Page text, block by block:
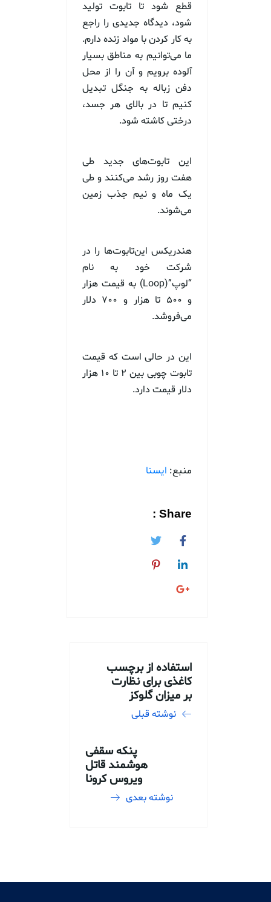
قطع شود تا تابوت تولید
شود، دیدگاه جدیدی را راجع
به کار کردن با مواد زنده دارم.
ما می‌توانیم به مناطق بسیار
آلوده برویم و آن را از محل
دفن زباله به جنگل تبدیل
کنیم تا در بالای هر جسد،
درختی کاشته شود.
این تابوت‌های جدید طی
هفت روز رشد می‌کنند و طی
یک ماه و نیم جذب زمین
می‌شوند.
هندریکس این‌تابوت‌ها را در
شرکت خود به نام
“لوپ”(Loop) به قیمت هزار
و ۵۰۰ تا هزار و ۷۰۰ دلار
می‌فروشد.
این در حالی است که قیمت
تابوت چوبی بین ۲ تا ۱۰ هزار
دلار قیمت دارد.
منبع: ایسنا
Share :
استفاده از برچسب
کاغذی برای نظارت
بر میزان گلوکز
نوشته قبلی
پنکه سقفی
هوشمند قاتل
ویروس کرونا
نوشته بعدی